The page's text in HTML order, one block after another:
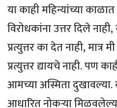
या काही महिन्यांच्या
विरोधकांना उत्तर दिले
प्रत्युत्तर का देत नाही,
प्रत्युत्तर द्यायचे नाही. पण
आमच्या अस्मिता दुखावल्या.
आधारित नोकऱ्या